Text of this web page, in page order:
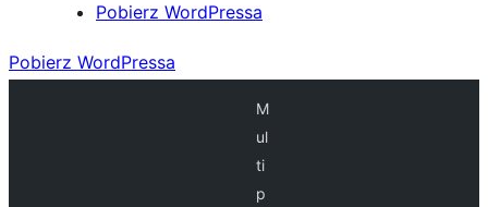
Pobierz WordPressa
Pobierz WordPressa
M
ul
ti
p